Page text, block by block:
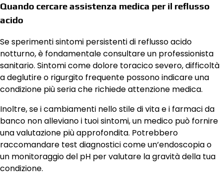
Quando cercare assistenza medica per il reflusso
acido
Se sperimenti sintomi persistenti di reflusso acido
notturno, è fondamentale consultare un professionista
sanitario. Sintomi come dolore toracico severo, difficoltà
a deglutire o rigurgito frequente possono indicare una
condizione più seria che richiede attenzione medica.
Inoltre, se i cambiamenti nello stile di vita e i farmaci da
banco non alleviano i tuoi sintomi, un medico può fornire
una valutazione più approfondita. Potrebbero
raccomandare test diagnostici come un’endoscopia o
un monitoraggio del pH per valutare la gravità della tua
condizione.